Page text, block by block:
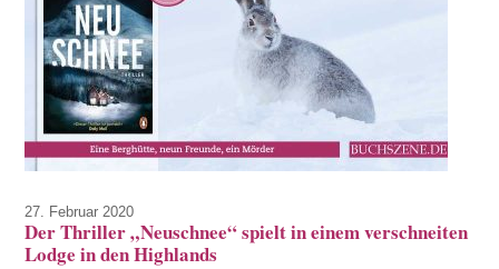
27. Februar 2020
Der Thriller „Neuschnee“ spielt in einem verschneiten
Lodge in den Highlands